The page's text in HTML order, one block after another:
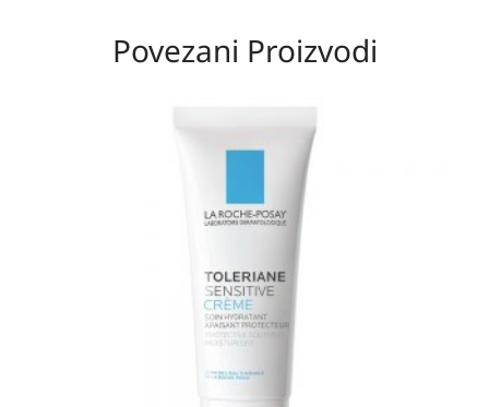
Povezani Proizvodi